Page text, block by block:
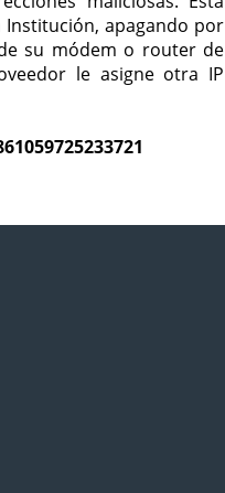
apagando por
su módem o router de
le asigne otra IP